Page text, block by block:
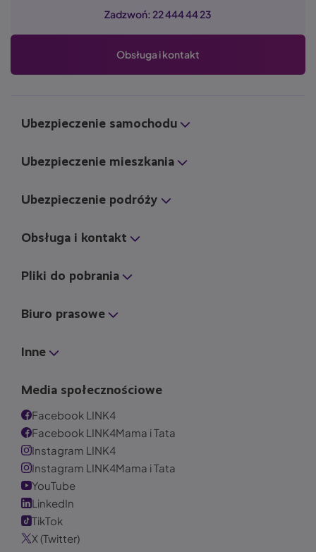
Zadzwoń: 22 444 44 23
Obsługa i kontakt
Ubezpieczenie samochodu
Ubezpieczenie mieszkania
Ubezpieczenie podróży
Obsługa i kontakt
Pliki do pobrania
Biuro prasowe
Inne
Media społecznościowe
Facebook LINK4
Facebook LINK4Mama i Tata
Instagram LINK4
Instagram LINK4Mama i Tata
YouTube
LinkedIn
TikTok
X (Twitter)